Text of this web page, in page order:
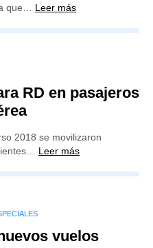
que… Leer más
RD en pasajeros
2018 se movilizaron
Leer más
vuelos